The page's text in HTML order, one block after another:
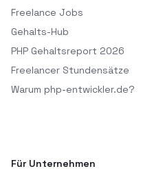
Freelance Jobs
Gehalts-Hub
PHP Gehaltsreport 2026
Freelancer Stundensätze
Warum php-entwickler.de?
Für Unternehmen